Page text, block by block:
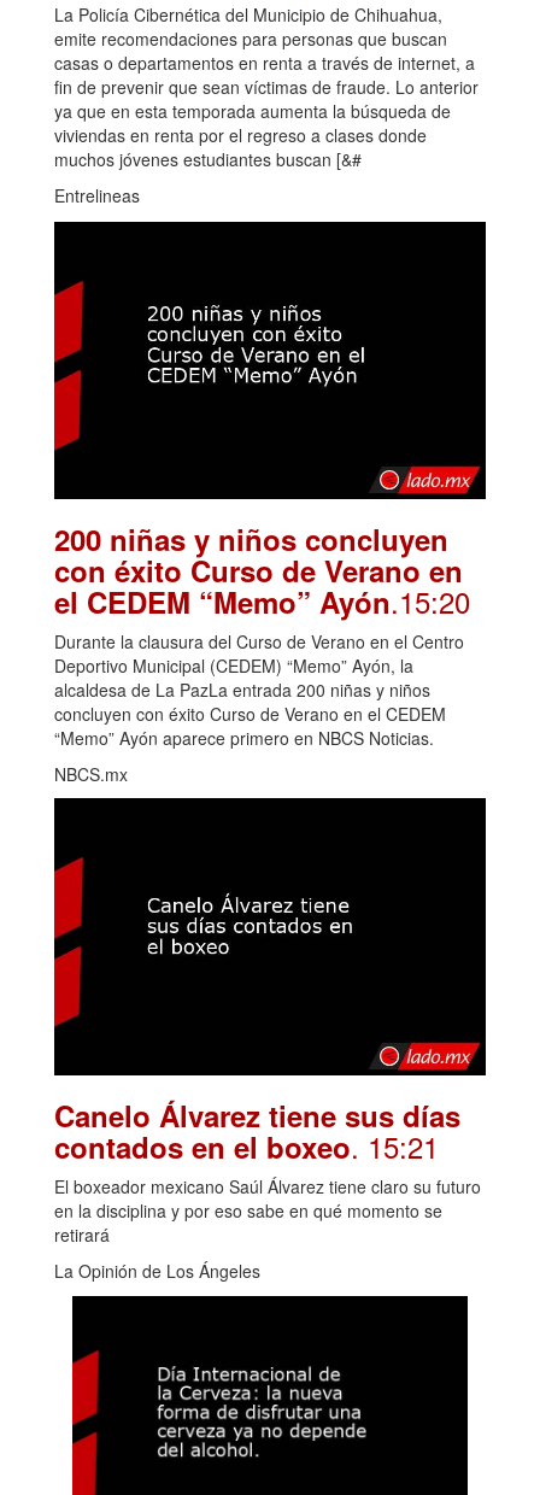
La Policía Cibernética del Municipio de Chihuahua,
emite recomendaciones para personas que buscan
casas o departamentos en renta a través de internet, a
fin de prevenir que sean víctimas de fraude. Lo anterior
ya que en esta temporada aumenta la búsqueda de
viviendas en renta por el regreso a clases donde
muchos jóvenes estudiantes buscan [&#
Entrelineas
200 niñas y niños concluyen
con éxito Curso de Verano en
el CEDEM “Memo” Ayón.15:20
Durante la clausura del Curso de Verano en el Centro
Deportivo Municipal (CEDEM) “Memo” Ayón, la
alcaldesa de La PazLa entrada 200 niñas y niños
concluyen con éxito Curso de Verano en el CEDEM
“Memo” Ayón aparece primero en NBCS Noticias.
NBCS.mx
Canelo Álvarez tiene sus días
contados en el boxeo. 15:21
El boxeador mexicano Saúl Álvarez tiene claro su futuro
en la disciplina y por eso sabe en qué momento se
retirará
La Opinión de Los Ángeles